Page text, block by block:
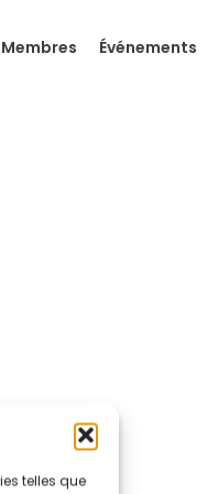
telles que
Membres Événements